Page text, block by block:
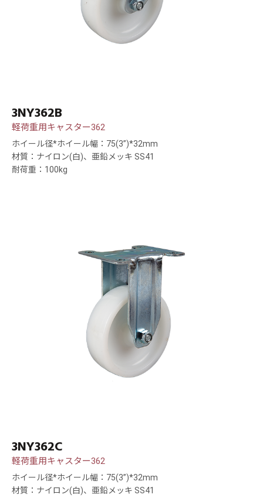
3NY362B
軽荷重用キャスター362
ホイール径*ホイール幅：75(3”)*32mm
材質：ナイロン(白)、亜鉛メッキ SS41
耐荷重：100kg
3NY362C
軽荷重用キャスター362
ホイール径*ホイール幅：75(3”)*32mm
材質：ナイロン(白)、亜鉛メッキ SS41